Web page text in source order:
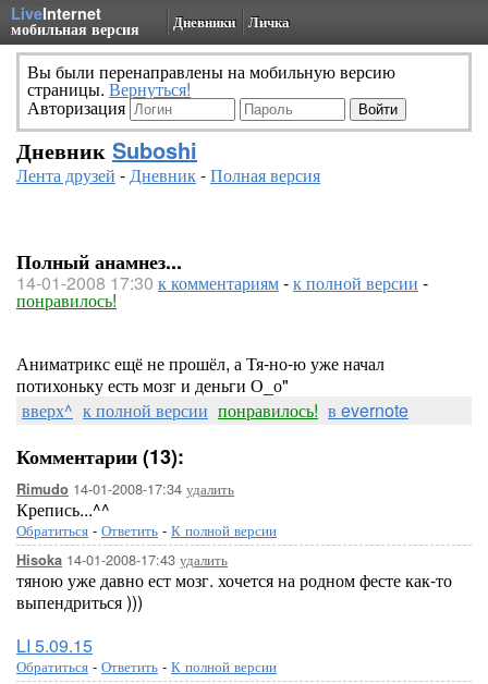
LiveInternet
мобильная версия Дневники Личка
Вы были перенаправлены на мобильную версию
страницы. Вернуться!
Авторизация
Дневник Suboshi
Лента друзей -Дневник-Полная версия
Полный анамнез...
14-01-2008 17:30 к комментариям-к полной версии -
понравилось!
Аниматрикс ещё не прошёл, а Тя-но-ю уже начал
потихоньку есть мозг и деньги О_о"
вверх^ к полной версии понравилось! в evernote
Комментарии (13):
Rimudo 14-01-2008-17:34 удалить
Крепись...^^
Обратиться - Ответить - К полной версии
Hisoka 14-01-2008-17:43 удалить
тяною уже давно ест мозг. хочется на родном фесте как-то
выпендриться )))
LI 5.09.15
Обратиться - Ответить - К полной версии